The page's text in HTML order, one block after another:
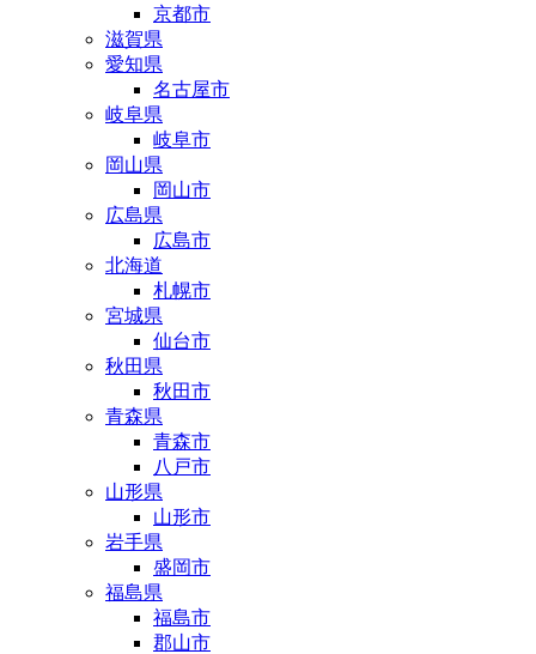
京都市
滋賀県
愛知県
名古屋市
岐阜県
岐阜市
岡山県
岡山市
広島県
広島市
北海道
札幌市
宮城県
仙台市
秋田県
秋田市
青森県
青森市
八戸市
山形県
山形市
岩手県
盛岡市
福島県
福島市
郡山市